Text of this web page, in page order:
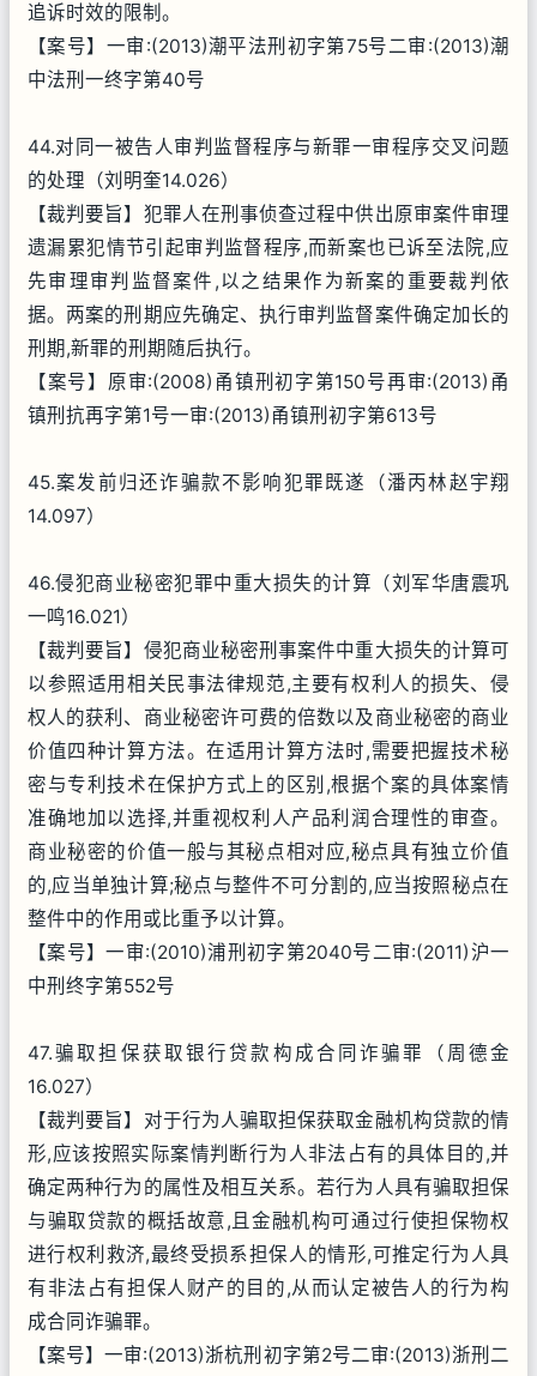
追诉时效的限制。
【案号】一审:(2013)潮平法刑初字第75号二审:(2013)潮
中法刑一终字第40号
44.对同一被告人审判监督程序与新罪一审程序交叉问题
的处理（刘明奎14.026）
【裁判要旨】犯罪人在刑事侦查过程中供出原审案件审理
遗漏累犯情节引起审判监督程序,而新案也已诉至法院,应
先审理审判监督案件,以之结果作为新案的重要裁判依
据。两案的刑期应先确定、执行审判监督案件确定加长的
刑期,新罪的刑期随后执行。
【案号】原审:(2008)甬镇刑初字第150号再审:(2013)甬
镇刑抗再字第1号一审:(2013)甬镇刑初字第613号
45.案发前归还诈骗款不影响犯罪既遂（潘丙林赵宇翔
14.097）
46.侵犯商业秘密犯罪中重大损失的计算（刘军华唐震巩
一鸣16.021）
【裁判要旨】侵犯商业秘密刑事案件中重大损失的计算可
以参照适用相关民事法律规范,主要有权利人的损失、侵
权人的获利、商业秘密许可费的倍数以及商业秘密的商业
价值四种计算方法。在适用计算方法时,需要把握技术秘
密与专利技术在保护方式上的区别,根据个案的具体案情
准确地加以选择,并重视权利人产品利润合理性的审查。
商业秘密的价值一般与其秘点相对应,秘点具有独立价值
的,应当单独计算;秘点与整件不可分割的,应当按照秘点在
整件中的作用或比重予以计算。
【案号】一审:(2010)浦刑初字第2040号二审:(2011)沪一
中刑终字第552号
47.骗取担保获取银行贷款构成合同诈骗罪（周德金
16.027）
【裁判要旨】对于行为人骗取担保获取金融机构贷款的情
形,应该按照实际案情判断行为人非法占有的具体目的,并
确定两种行为的属性及相互关系。若行为人具有骗取担保
与骗取贷款的概括故意,且金融机构可通过行使担保物权
进行权利救济,最终受损系担保人的情形,可推定行为人具
有非法占有担保人财产的目的,从而认定被告人的行为构
成合同诈骗罪。
【案号】一审:(2013)浙杭刑初字第2号二审:(2013)浙刑二